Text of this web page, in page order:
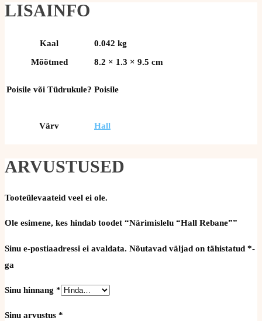
LISAINFO
Kaal
0.042 kg
Mõõtmed
8.2 × 1.3 × 9.5 cm
Poisile või Tüdrukule? Poisile
Värv Hall
ARVUSTUSED
Tooteülevaateid veel ei ole.
Ole esimene, kes hindab toodet “Närimislelu “Hall Rebane””
Sinu e-postiaadressi ei avaldata. Nõutavad väljad on tähistatud *-
ga
Sinu hinnang *
Sinu arvustus *